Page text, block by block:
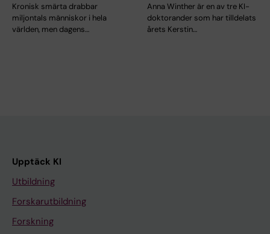
Kronisk smärta drabbar
miljontals människor i hela
världen, men dagens…
Anna Winther är en av tre KI-
doktorander som har tilldelats
årets Kerstin…
Upptäck KI
Utbildning
Forskarutbildning
Forskning